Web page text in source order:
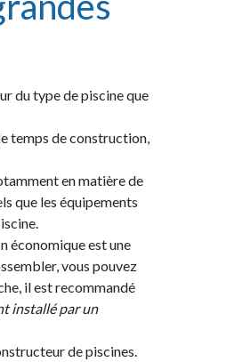
du type de piscine que
temps de construction,
en matière de
que les équipements
économique est une
vous pouvez
il est recommandé
installé par un
de piscines.